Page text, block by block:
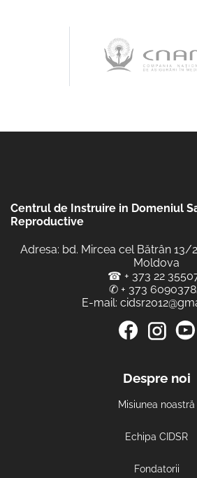
Centrul de Instruire in Domeniul
Reproductive
Adresa: bd. Mircea cel Bătrân 13/
Moldova
☎ + 373 22
✆ + 373
E-mail:
Despre noi
Misiunea noastră
Echipa CIDSR
Fondatorii